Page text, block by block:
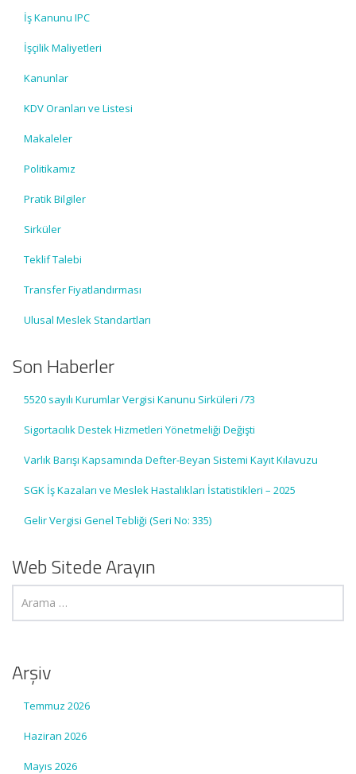
İş Kanunu IPC
İşçilik Maliyetleri
Kanunlar
KDV Oranları ve Listesi
Makaleler
Politikamız
Pratik Bilgiler
Sirküler
Teklif Talebi
Transfer Fiyatlandırması
Ulusal Meslek Standartları
Son Haberler
5520 sayılı Kurumlar Vergisi Kanunu Sirküleri /73
Sigortacılık Destek Hizmetleri Yönetmeliği Değişti
Varlık Barışı Kapsamında Defter-Beyan Sistemi Kayıt Kılavuzu
SGK İş Kazaları ve Meslek Hastalıkları İstatistikleri – 2025
Gelir Vergisi Genel Tebliği (Seri No: 335)
Web Sitede Arayın
Arşiv
Temmuz 2026
Haziran 2026
Mayıs 2026